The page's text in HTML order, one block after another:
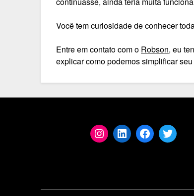
Você tem curiosidade de conhecer
Entre em contato com o Robson, eu
explicar como podemos simplificar